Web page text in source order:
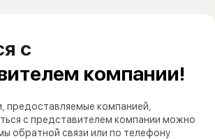
с
компании!
предоставляемые компанией,
с представителем компании можно
обратной связи или по телефону